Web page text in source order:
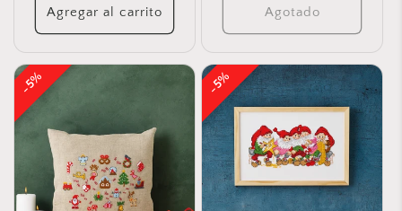
Agregar al carrito Agotado
5%
5% 5%
5%